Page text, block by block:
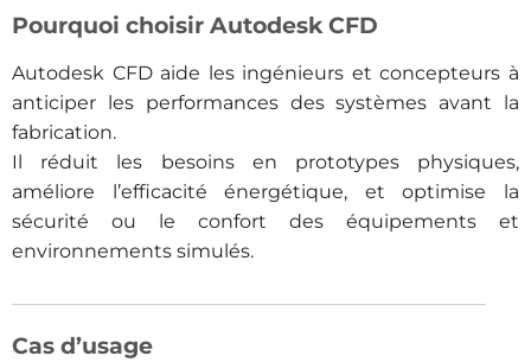
Pourquoi choisir Autodesk CFD
Autodesk CFD aide les ingénieurs et concepteurs à
anticiper les performances des systèmes avant la
fabrication.
Il réduit les besoins en prototypes physiques,
améliore l’efficacité énergétique, et optimise la
sécurité ou le confort des équipements et
environnements simulés.
Cas d’usage